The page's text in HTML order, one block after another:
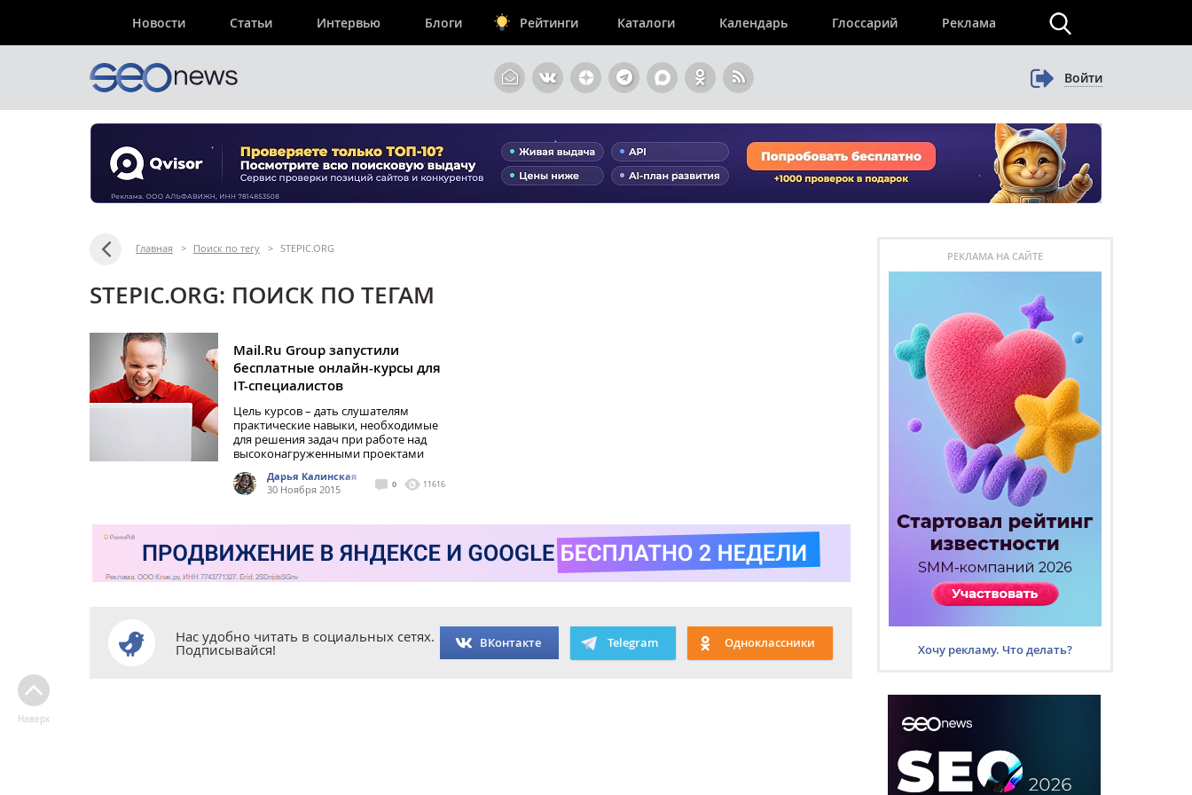
Новости Статьи Интервью Блоги Рейтинги Каталоги Календарь Глоссарий Реклама
Войти
Главная > Поиск по тегу > STEPIC.ORG
STEPIC.ORG: ПОИСК ПО ТЕГАМ
Mail.Ru Group запустили
бесплатные онлайн-курсы для
IT-специалистов
Цель курсов – дать слушателям
практические навыки, необходимые
для решения задач при работе над
высоконагруженными проектами
Дарья Калинская
30 Ноября 2015
0 11616
Нас удобно читать в социальных сетях.
Подписывайся! ВКонтакте Telegram Одноклассники
Наверх
РЕКЛАМА НА САЙТЕ
Хочу рекламу. Что делать?